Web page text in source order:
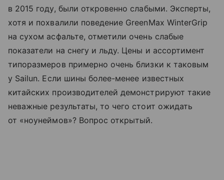
в 2015 году, были откровенно слабыми. Эксперты,
хотя и похвалили поведение GreenMax WinterGrip
на сухом асфальте, отметили очень слабые
показатели на снегу и льду. Цены и ассортимент
типоразмеров примерно очень близки к таковым
у Sailun. Если шины более-менее известных
китайских производителей демонстрируют такие
неважные результаты, то чего стоит ожидать
от «ноунеймов»? Вопрос открытый.